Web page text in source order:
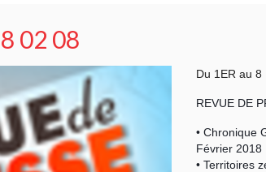
02 08
Du 1ER au 8
REVUE DE
• Chronique
Février 2018
• Territoires